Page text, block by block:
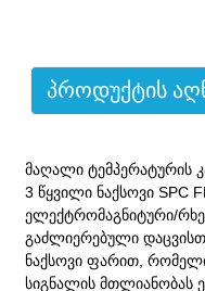
Პროდუქტის
მაღალი ტემპერატურის
3 წყვილი ნაქსოვი SPC
ელექტრომაგნიტური/
გაძლიერებული
ნაქსოვი ფარით,
სიგნალის მთლიანობას